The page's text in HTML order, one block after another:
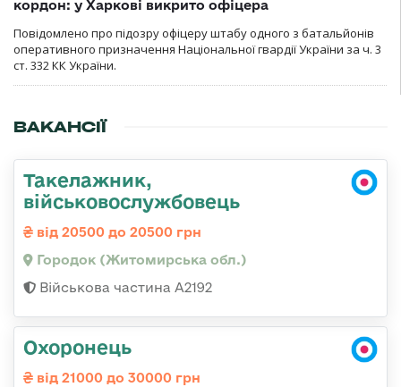
кордон: у Харкові викрито офіцера
Повідомлено про підозру офіцеру штабу одного з батальйонів
оперативного призначення Національної гвардії України за ч. 3
ст. 332 КК України.
ВАКАНСІЇ
Такелажник,
військовослужбовець
від 20500 до 20500 грн
Городок (Житомирська обл.)
Військова частина А2192
Охоронець
від 21000 до 30000 грн